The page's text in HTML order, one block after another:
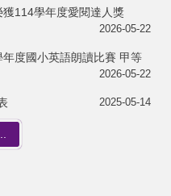
114學年度愛閱達人獎
2026-05-22
度國小英語朗讀比賽 甲等
2026-05-22
2025-05-14